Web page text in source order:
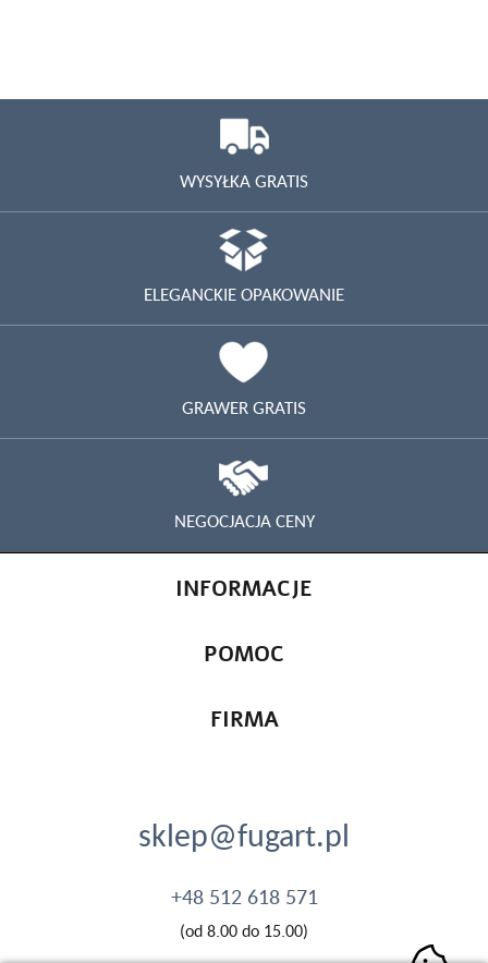
WYSYŁKA GRATIS
ELEGANCKIE OPAKOWANIE
GRAWER GRATIS
NEGOCJACJA CENY
INFORMACJE
POMOC
FIRMA
sklep@fugart.pl
+48 512 618 571
(od 8.00 do 15.00)